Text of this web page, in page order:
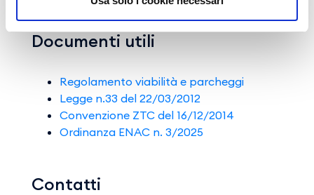
Documenti utili
Regolamento viabilità e parcheggi
Legge n.33 del 22/03/2012
Convenzione ZTC del 16/12/2014
Ordinanza ENAC n. 3/2025
Contatti